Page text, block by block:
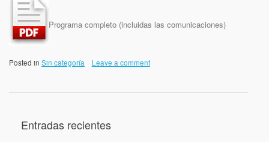
Programa completo (incluidas las comunicaciones)
Posted in Sin categoría Leave a comment
Entradas recientes